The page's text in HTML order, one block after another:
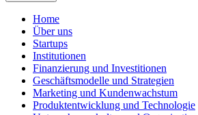
Home
Über uns
Startups
Institutionen
Finanzierung und Investitionen
Geschäftsmodelle und Strategien
Marketing und Kundenwachstum
Produktentwicklung und Technologie